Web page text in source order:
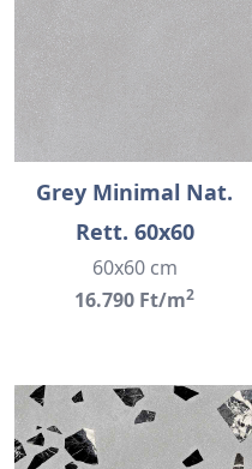
Grey Minimal Nat.
Rett. 60x60
60x60 cm
16.790 Ft/m2